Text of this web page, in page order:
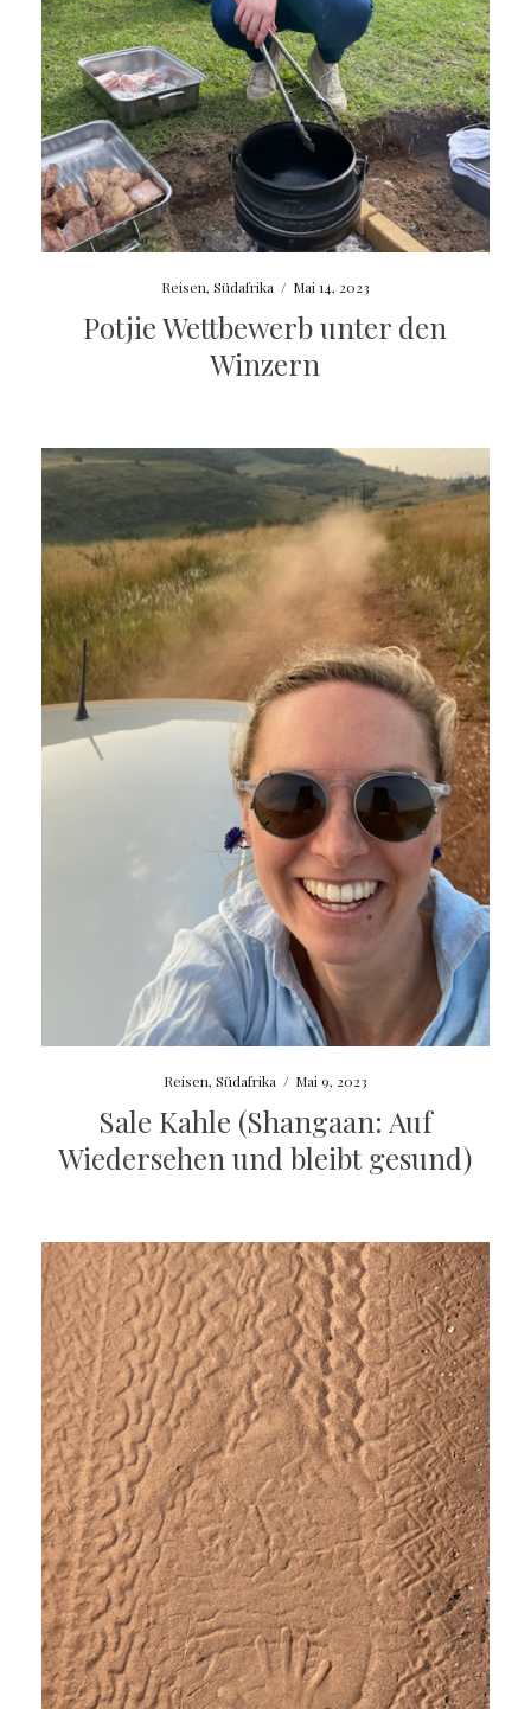
Reisen, Südafrika / Mai 14, 2023
Potjie Wettbewerb unter den
Winzern
Reisen, Südafrika / Mai 9, 2023
Sale Kahle (Shangaan: Auf
Wiedersehen und bleibt gesund)